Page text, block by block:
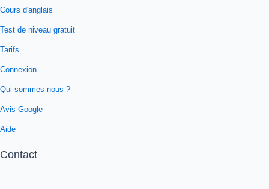
Cours d'anglais
Test de niveau gratuit
Tarifs
Connexion
Qui sommes-nous ?
Avis Google
Aide
Contact